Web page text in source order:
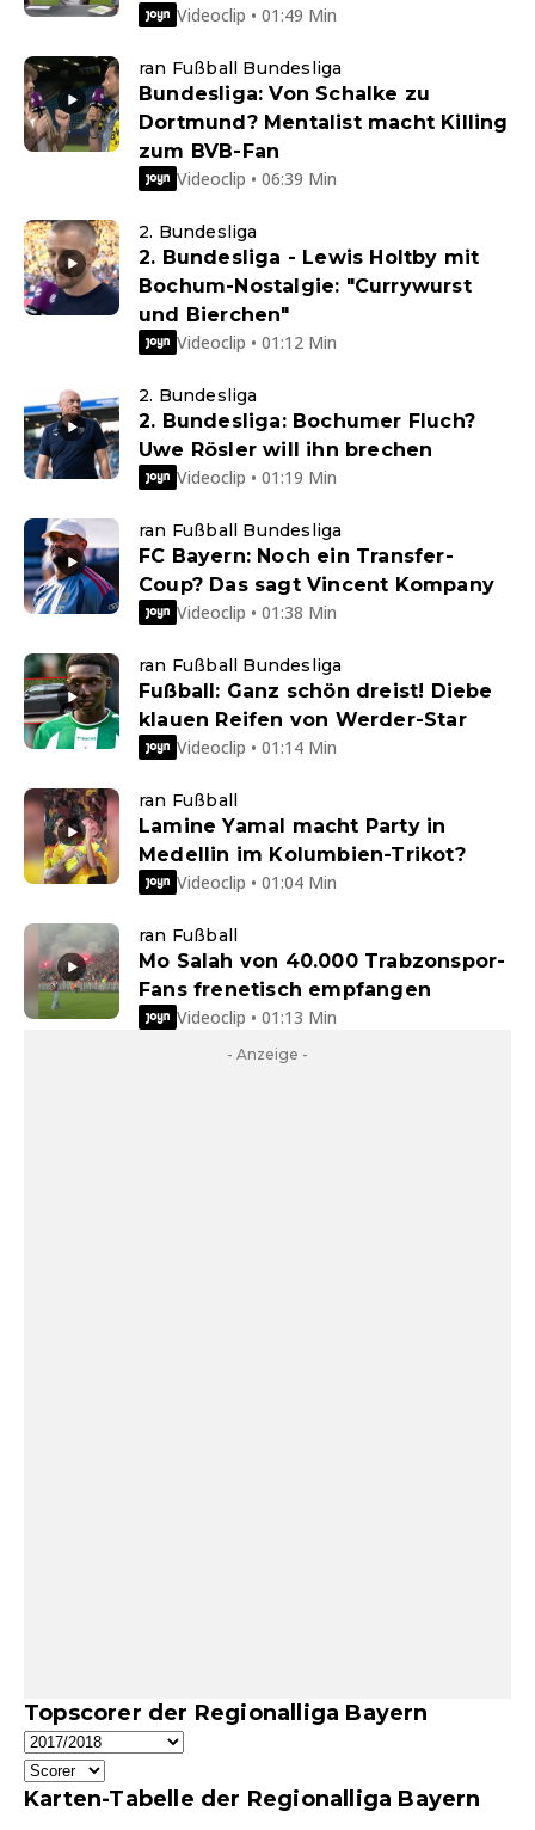
Videoclip • 01:49 Min
ran Fußball Bundesliga
Bundesliga: Von Schalke zu
Dortmund? Mentalist macht Killing
zum BVB-Fan
Videoclip • 06:39 Min
2. Bundesliga
2. Bundesliga - Lewis Holtby mit
Bochum-Nostalgie: "Currywurst
und Bierchen"
Videoclip • 01:12 Min
2. Bundesliga
2. Bundesliga: Bochumer Fluch?
Uwe Rösler will ihn brechen
Videoclip • 01:19 Min
ran Fußball Bundesliga
FC Bayern: Noch ein Transfer-
Coup? Das sagt Vincent Kompany
Videoclip • 01:38 Min
ran Fußball Bundesliga
Fußball: Ganz schön dreist! Diebe
klauen Reifen von Werder-Star
Videoclip • 01:14 Min
ran Fußball
Lamine Yamal macht Party in
Medellin im Kolumbien-Trikot?
Videoclip • 01:04 Min
ran Fußball
Mo Salah von 40.000 Trabzonspor-
Fans frenetisch empfangen
Videoclip • 01:13 Min
- Anzeige -
Topscorer der Regionalliga Bayern
Karten-Tabelle der Regionalliga Bayern